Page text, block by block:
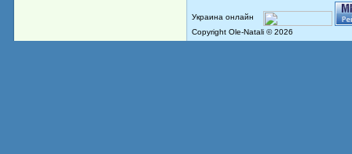
Copyright Ole-Natali © 2026